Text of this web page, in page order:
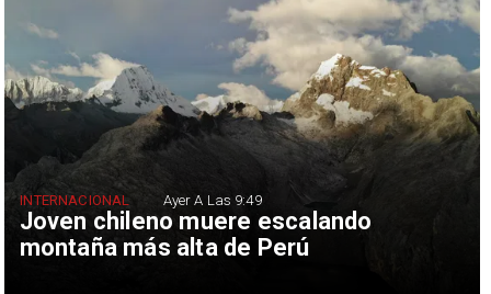
Joven chileno muere escalando
montaña más alta de Perú
INTERNACIONAL Ayer A Las 9:49